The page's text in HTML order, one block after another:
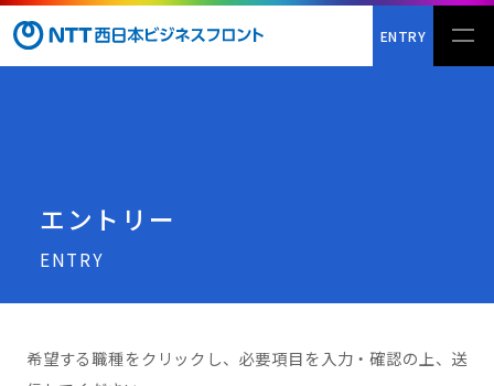
ENTRY
エントリー
ENTRY
希望する職種をクリックし、必要項目を入力・確認の上、送